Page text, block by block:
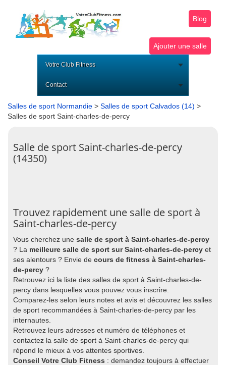
Blog
Ajouter une salle
Votre Club Fitness
Contact
Salles de sport Normandie > Salles de sport Calvados (14) >
Salles de sport Saint-charles-de-percy
Salle de sport Saint-charles-de-percy
(14350)
Trouvez rapidement une salle de sport à
Saint-charles-de-percy
Vous cherchez une salle de sport à Saint-charles-de-percy
? La meilleure salle de sport sur Saint-charles-de-percy et
ses alentours ? Envie de cours de fitness à Saint-charles-
de-percy ?
Retrouvez ici la liste des salles de sport à Saint-charles-de-
percy dans lesquelles vous pouvez vous inscrire.
Comparez-les selon leurs notes et avis et découvrez les salles
de sport recommandées à Saint-charles-de-percy par les
internautes.
Retrouvez leurs adresses et numéro de téléphones et
contactez la salle de sport à Saint-charles-de-percy qui
répond le mieux à vos attentes sportives.
Conseil Votre Club Fitness : demandez toujours à effectuer